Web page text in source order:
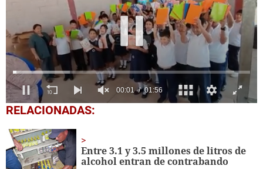
0
seconds
1
minute,
56
seconds
RELACIONADAS:
Entre 3.1 y 3.5 millones de litros de
alcohol entran de contrabando